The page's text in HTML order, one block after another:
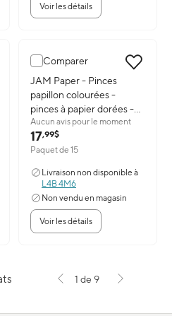
Voir les détails
géants, doré, paquet de 10
Comparer
Image du produit: JAM Paper -
JAM Paper - Pinces
papillon colourées -
pinces à papier dorées -
paquet de 15
Aucun avis pour le moment
17,99$
Paquet de 15
Livraison non disponible à
L4B 4M6
Non vendu en magasin
Voir les détails
1 de 9